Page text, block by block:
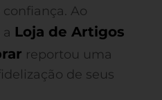
Ao
Loja de Artigos
reportou uma
de seus